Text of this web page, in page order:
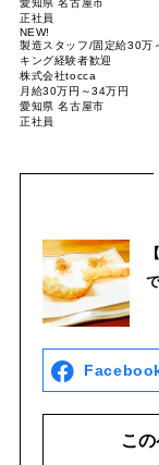
愛知県 名古屋市
正社員
NEW!
製造スタッフ/固定給30万
キング経験者歓迎
株式会社tocca
月給30万円～34万円
愛知県 名古屋市
正社員
こ